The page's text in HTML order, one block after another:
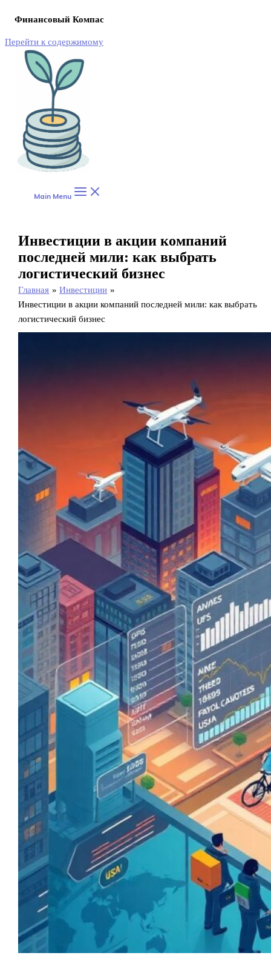
Финансовый Компас
Перейти к содержимому
Main Menu
Инвестиции в акции компаний
последней мили: как выбрать
логистический бизнес
Главная
Инвестиции
Инвестиции в акции компаний последней мили: как выбрать
логистический бизнес